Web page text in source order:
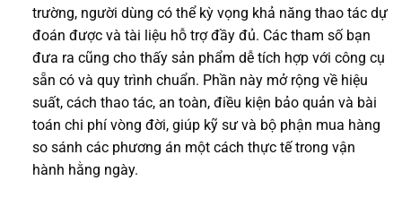
trường, người dùng có thể kỳ vọng khả năng thao tác dự
đoán được và tài liệu hỗ trợ đầy đủ. Các tham số bạn
đưa ra cũng cho thấy sản phẩm dễ tích hợp với công cụ
sẵn có và quy trình chuẩn. Phần này mở rộng về hiệu
suất, cách thao tác, an toàn, điều kiện bảo quản và bài
toán chi phí vòng đời, giúp kỹ sư và bộ phận mua hàng
so sánh các phương án một cách thực tế trong vận
hành hằng ngày.